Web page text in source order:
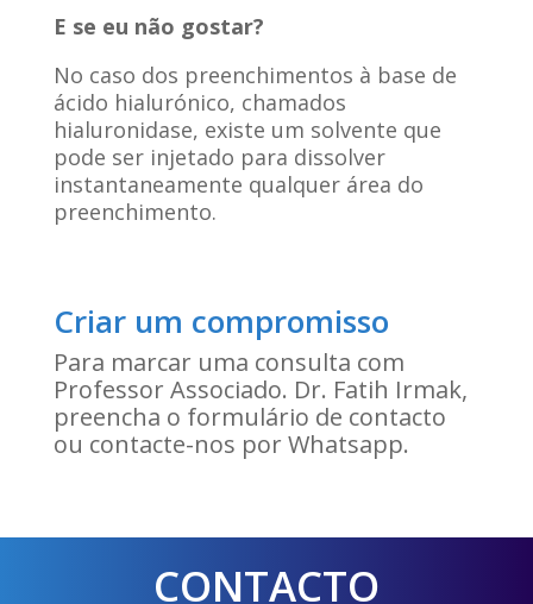
E se eu não gostar?
No caso dos preenchimentos à base de
ácido hialurónico, chamados
hialuronidase, existe um solvente que
pode ser injetado para dissolver
instantaneamente qualquer área do
preenchimento.
Criar um compromisso
Para marcar uma consulta com
Professor Associado. Dr. Fatih Irmak,
preencha o formulário de contacto
ou contacte-nos por Whatsapp.
CONTACTO